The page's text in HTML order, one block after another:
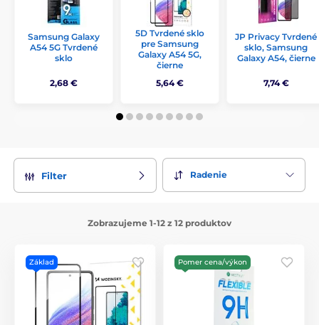
Samsung Galaxy
A54 5G Tvrdené
sklo
2,68 €
5D Tvrdené sklo
pre Samsung
Galaxy A54 5G,
čierne
5,64 €
JP Privacy Tvrdené
sklo, Samsung
Galaxy A54, čierne
7,74 €
Filter Radenie
Zobrazujeme 1-12 z 12 produktov
Základ Pomer cena/výkon